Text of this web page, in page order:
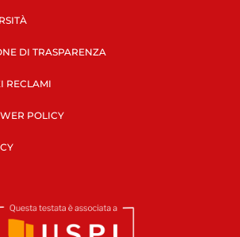
DI TRASPARENZA
RECLAMI
POLICY